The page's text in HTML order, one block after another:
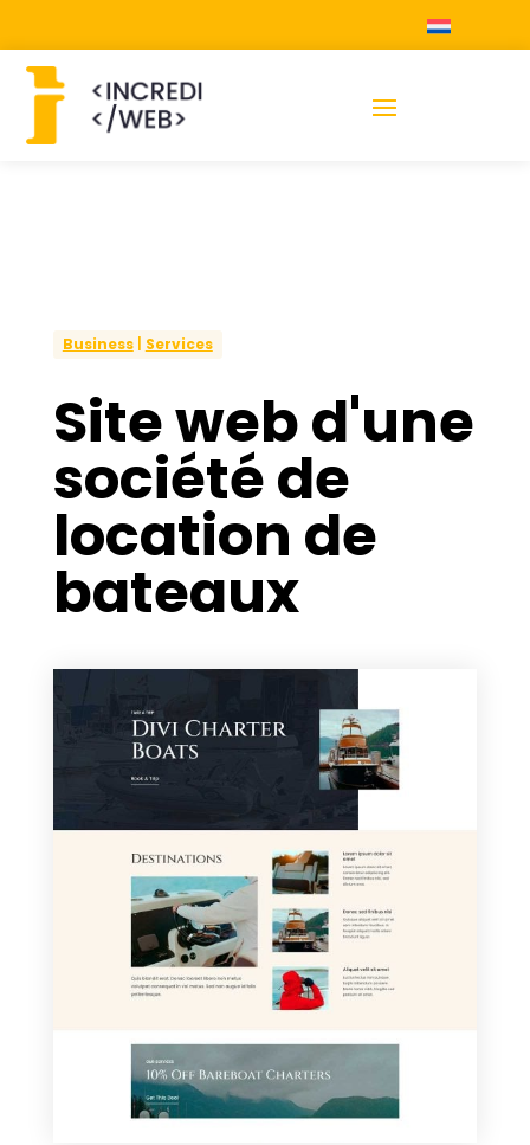
Business| Services
Site web d'une
société de
location de
bateaux